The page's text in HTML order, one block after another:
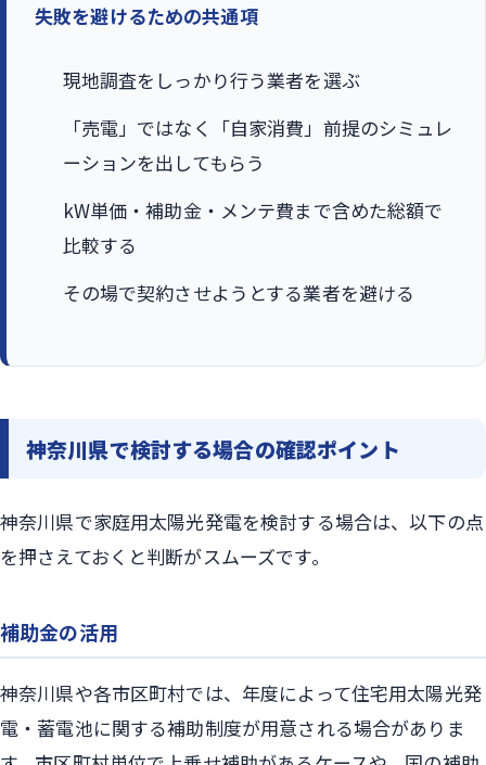
失敗を避けるための共通項
現地調査をしっかり行う業者を選ぶ
「売電」ではなく「自家消費」前提のシミュレ
ーションを出してもらう
kW単価・補助金・メンテ費まで含めた総額で
比較する
その場で契約させようとする業者を避ける
神奈川県で検討する場合の確認ポイント
神奈川県で家庭用太陽光発電を検討する場合は、以下の点
を押さえておくと判断がスムーズです。
補助金の活用
神奈川県や各市区町村では、年度によって住宅用太陽光発
電・蓄電池に関する補助制度が用意される場合がありま